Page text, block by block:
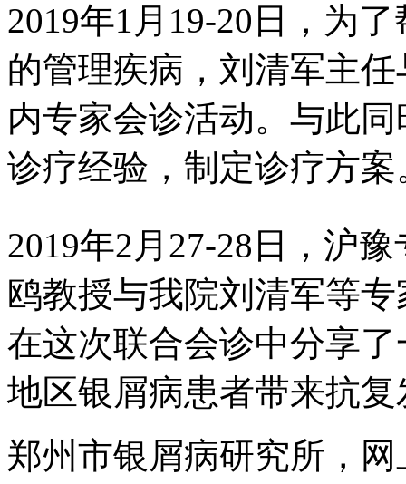
2019年1月19-20日，为
的管理疾病，刘清军主
内专家会诊活动。与此
诊疗经验，制定诊疗方案
2019年2月27-28日，沪
鸥教授与我院刘清军等
在这次联合会诊中分享
地区银屑病患者带来抗
郑州市银屑病研究所，